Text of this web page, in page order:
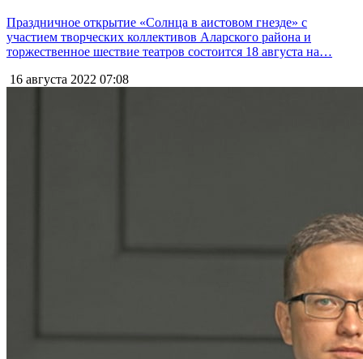
Праздничное открытие «Солнца в аистовом гнезде» с
участием творческих коллективов Аларского района и
торжественное шествие театров состоится 18 августа на…
16 августа 2022 07:08